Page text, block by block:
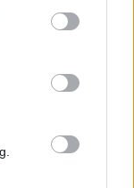
būs krīze
ilgstoši bijis
kā viņa
kas ar